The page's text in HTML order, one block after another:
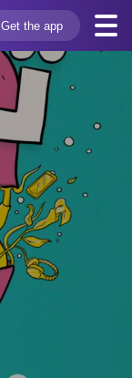
Get the app